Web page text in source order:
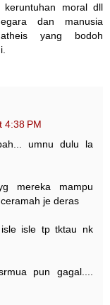
keruntuhan moral dll
dan manusia
yang bodoh
4:38 PM
umnu dulu la
mereka mampu
je deras
isle tp tktau nk
pun gagal....